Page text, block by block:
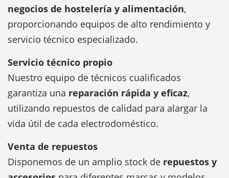
negocios de hostelería y alimentación,
proporcionando equipos de alto rendimiento y
servicio técnico especializado.
Servicio técnico propio
Nuestro equipo de técnicos cualificados
garantiza una reparación rápida y eficaz,
utilizando repuestos de calidad para alargar la
vida útil de cada electrodoméstico.
Venta de repuestos
Disponemos de un amplio stock de repuestos y